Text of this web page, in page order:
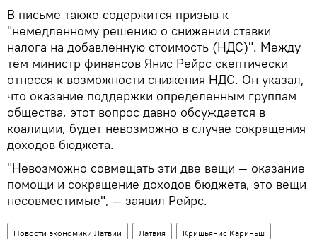
В письме также содержится призыв к
"немедленному решению о снижении ставки
налога на добавленную стоимость (НДС)". Между
тем министр финансов Янис Рейрс скептически
отнесся к возможности снижения НДС. Он указал,
что оказание поддержки определенным группам
общества, этот вопрос давно обсуждается в
коалиции, будет невозможно в случае сокращения
доходов бюджета.
"Невозможно совмещать эти две вещи — оказание
помощи и сокращение доходов бюджета, это вещи
несовместимые", — заявил Рейрс.
Новости экономики Латвии Латвия Кришьянис Кариньш